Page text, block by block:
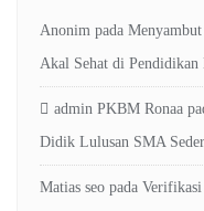
Anonim pada
Akal Sehat di
admin PKBM Ronaa
Didik Lulusan SMA
Matias seo pada